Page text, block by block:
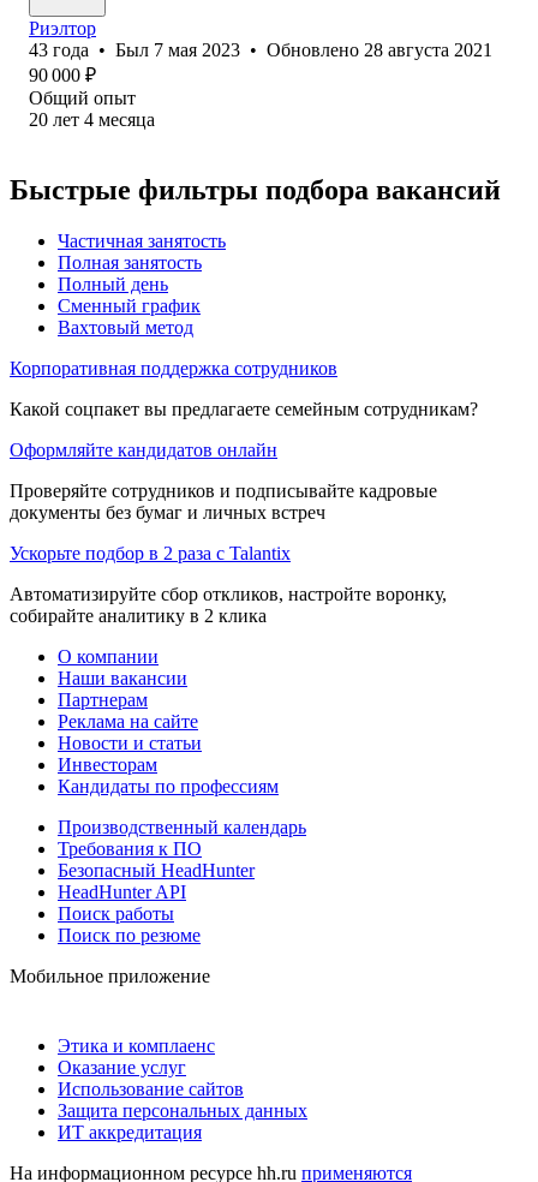
Риэлтор
43 года • Был 7 мая 2023 • Обновлено 28 августа 2021
90 000 ₽
Общий опыт
20 лет 4 месяца
Быстрые фильтры подбора вакансий
Частичная занятость
Полная занятость
Полный день
Сменный график
Вахтовый метод
Корпоративная поддержка сотрудников
Какой соцпакет вы предлагаете семейным сотрудникам?
Оформляйте кандидатов онлайн
Проверяйте сотрудников и подписывайте кадровые
документы без бумаг и личных встреч
Ускорьте подбор в 2 раза с Talantix
Автоматизируйте сбор откликов, настройте воронку,
собирайте аналитику в 2 клика
О компании
Наши вакансии
Партнерам
Реклама на сайте
Новости и статьи
Инвесторам
Кандидаты по профессиям
Производственный календарь
Требования к ПО
Безопасный HeadHunter
HeadHunter API
Поиск работы
Поиск по резюме
Мобильное приложение
Этика и комплаенс
Оказание услуг
Использование сайтов
Защита персональных данных
ИТ аккредитация
На информационном ресурсе hh.ru применяются